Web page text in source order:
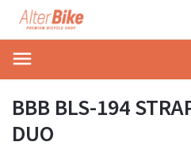
BBB BLS-194
DUO